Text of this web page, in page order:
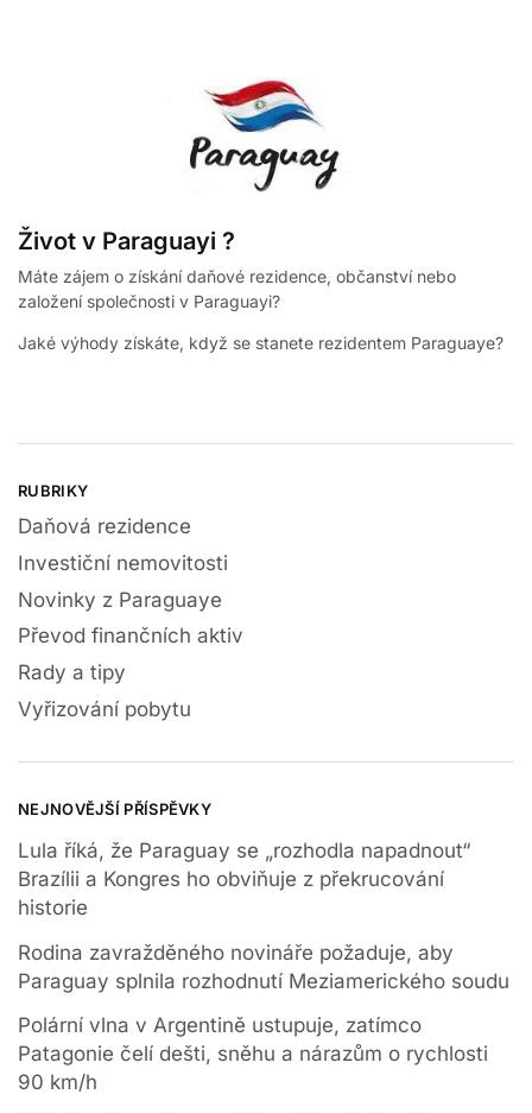
Život v Paraguayi ?
Máte zájem o získání daňové rezidence, občanství nebo
založení společnosti v Paraguayi?
Jaké výhody získáte, když se stanete rezidentem Paraguaye?
RUBRIKY
Daňová rezidence
Investiční nemovitosti
Novinky z Paraguaye
Převod finančních aktiv
Rady a tipy
Vyřizování pobytu
NEJNOVĚJŠÍ PŘÍSPĚVKY
Lula říká, že Paraguay se „rozhodla napadnout“
Brazílii a Kongres ho obviňuje z překrucování
historie
Rodina zavražděného novináře požaduje, aby
Paraguay splnila rozhodnutí Meziamerického soudu
Polární vlna v Argentině ustupuje, zatímco
Patagonie čelí dešti, sněhu a nárazům o rychlosti
90 km/h